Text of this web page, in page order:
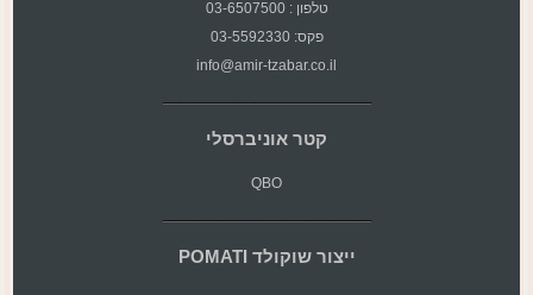
טלפון : 03-6507500
פקס: 03-5592330
info@amir-tzabar.co.il
קטר אוניברסלי
QBO
ייצור שוקולד POMATI